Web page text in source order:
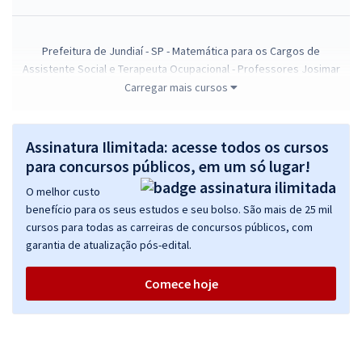
Prefeitura de Jundiaí - SP - Matemática para os Cargos de
Assistente Social e Terapeuta Ocupacional - Professores Josimar
Padilha e Thiago Cardoso (Pós-Edital)
5,99
Economize R$ 17,98 (-20%)
Comprar
Prefeitura de Jundiaí - SP - Matemática para os Cargos de
Assistente Social e Terapeuta Ocupacional - Professores: Marcelo
Leite e Thiago Cardoso (Pós-Edital)
R$ 71,92à vista
Carregar mais cursos
Assinatura Ilimitada: acesse todos os cursos
para concursos públicos, em um só lugar!
O melhor custo
benefício para os seus estudos e seu bolso. São mais de 25 mil
cursos para todas as carreiras de concursos públicos, com
garantia de atualização pós-edital.
Comece hoje